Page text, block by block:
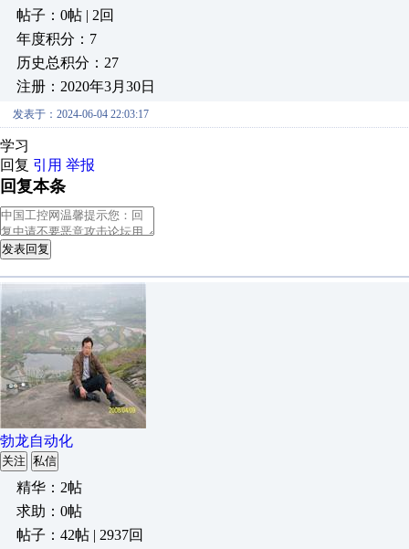
帖子：0帖 | 2回
年度积分：7
历史总积分：27
注册：2020年3月30日
发表于：2024-06-04 22:03:17
学习
回复 引用 举报
回复本条
发表回复
勃龙自动化
关注 私信
精华：2帖
求助：0帖
帖子：42帖 | 2937回